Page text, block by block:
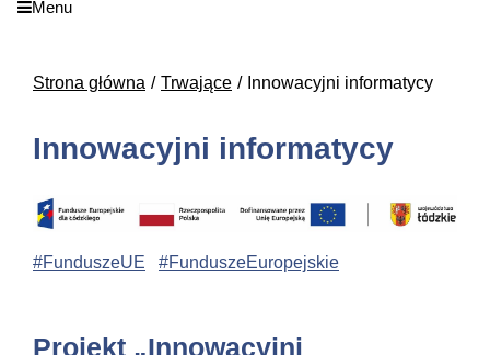
Menu
Strona główna Trwające Innowacyjni informatycy
Innowacyjni informatycy
#FunduszeUE #FunduszeEuropejskie
Projekt „Innowacyjni